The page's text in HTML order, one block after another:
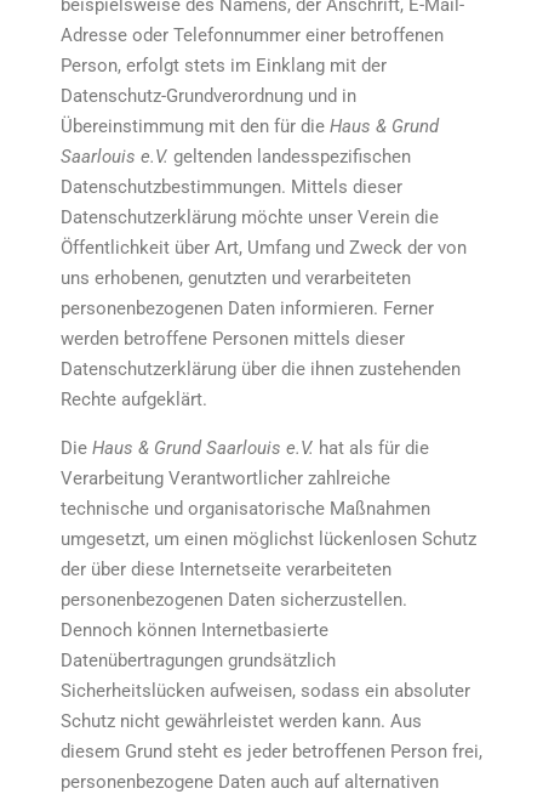
beispielsweise des Namens, der Anschrift, E-Mail-
Adresse oder Telefonnummer einer betroffenen
Person, erfolgt stets im Einklang mit der
Datenschutz-Grundverordnung und in
Übereinstimmung mit den für die Haus & Grund
Saarlouis e.V. geltenden landesspezifischen
Datenschutzbestimmungen. Mittels dieser
Datenschutzerklärung möchte unser Verein die
Öffentlichkeit über Art, Umfang und Zweck der von
uns erhobenen, genutzten und verarbeiteten
personenbezogenen Daten informieren. Ferner
werden betroffene Personen mittels dieser
Datenschutzerklärung über die ihnen zustehenden
Rechte aufgeklärt.
Die Haus & Grund Saarlouis e.V. hat als für die
Verarbeitung Verantwortlicher zahlreiche
technische und organisatorische Maßnahmen
umgesetzt, um einen möglichst lückenlosen Schutz
der über diese Internetseite verarbeiteten
personenbezogenen Daten sicherzustellen.
Dennoch können Internetbasierte
Datenübertragungen grundsätzlich
Sicherheitslücken aufweisen, sodass ein absoluter
Schutz nicht gewährleistet werden kann. Aus
diesem Grund steht es jeder betroffenen Person frei,
personenbezogene Daten auch auf alternativen